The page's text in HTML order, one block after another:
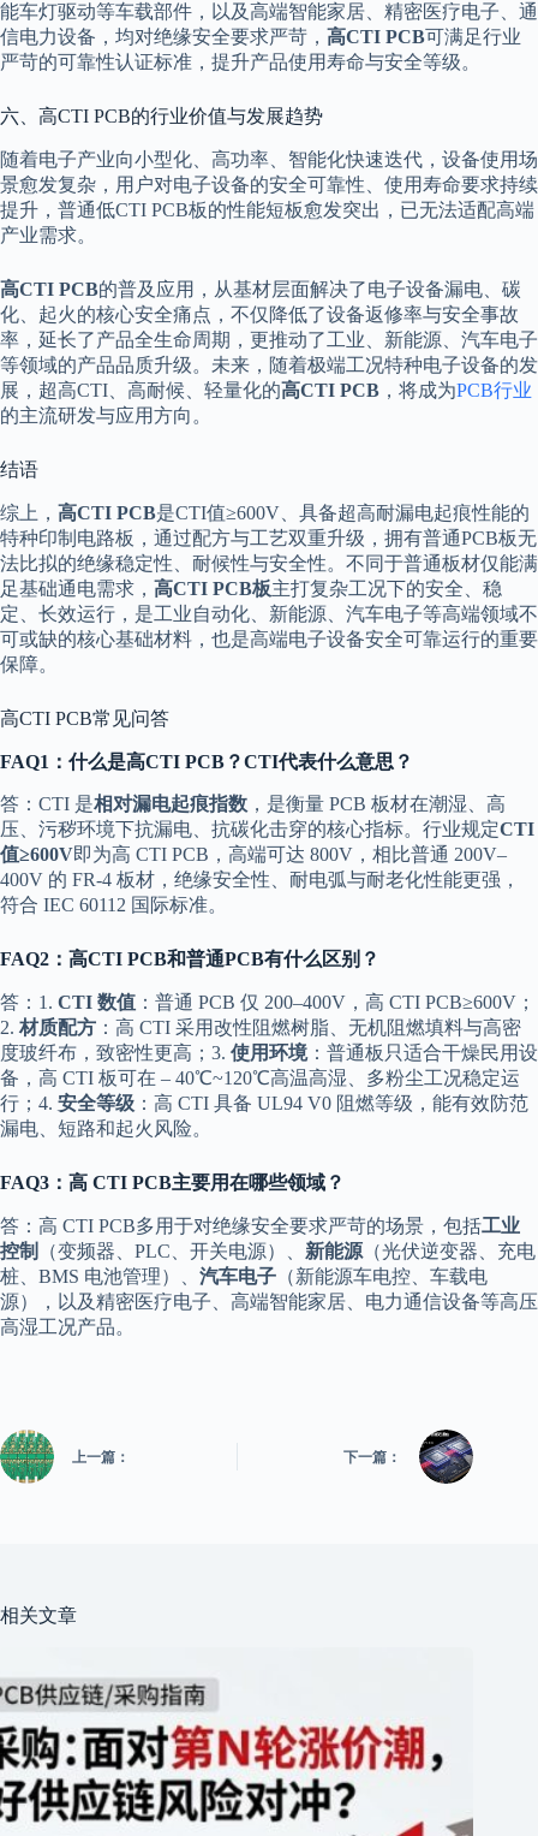
能车灯驱动等车载部件，以及高端智能家居、精密医疗电子、通
信电力设备，均对绝缘安全要求严苛， 高CTI PCB可满足行业
严苛的可靠性认证标准，提升产品使用寿命与安全等级。
六、高CTI PCB的行业价值与发展趋势
随着电子产业向小型化、高功率、智能化快速迭代，设备使用场
景愈发复杂，用户对电子设备的安全可靠性、使用寿命要求持续
提升，普通低CTI PCB板的性能短板愈发突出，已无法适配高端
产业需求。
高CTI PCB的普及应用，从基材层面解决了电子设备漏电、碳
化、起火的核心安全痛点，不仅降低了设备返修率与安全事故
率，延长了产品全生命周期，更推动了工业、新能源、汽车电子
等领域的产品品质升级。未来，随着极端工况特种电子设备的发
展，超高CTI、高耐候、轻量化的高CTI PCB ，将成为PCB行业
的主流研发与应用方向。
结语
综上， 高CTI PCB是CTI值≥600V、具备超高耐漏电起痕性能的
特种印制电路板，通过配方与工艺双重升级，拥有普通PCB板无
法比拟的绝缘稳定性、耐候性与安全性。不同于普通板材仅能满
足基础通电需求， 高CTI PCB板主打复杂工况下的安全、稳
定、长效运行，是工业自动化、新能源、汽车电子等高端领域不
可或缺的核心基础材料，也是高端电子设备安全可靠运行的重要
保障。
高CTI PCB常见问答
FAQ1：什么是高CTI PCB？CTI代表什么意思？
答：CTI 是相对漏电起痕指数 ，是衡量 PCB 板材在潮湿、高
压、污秽环境下抗漏电、抗碳化击穿的核心指标。行业规定CTI
值≥600V即为高 CTI PCB，高端可达 800V，相比普通 200V–
400V 的 FR-4 板材，绝缘安全性、耐电弧与耐老化性能更强，
符合 IEC 60112 国际标准。
FAQ2：高CTI PCB和普通PCB有什么区别？
答：1. CTI 数值 ：普通 PCB 仅 200–400V，高 CTI PCB≥600V；
2. 材质配方 ：高 CTI 采用改性阻燃树脂、无机阻燃填料与高密
度玻纤布，致密性更高；3. 使用环境：普通板只适合干燥民用设
备，高 CTI 板可在 – 40℃~120℃高温高湿、多粉尘工况稳定运
行；4. 安全等级 ：高 CTI 具备 UL94 V0 阻燃等级，能有效防范
漏电、短路和起火风险。
FAQ3：高 CTI PCB主要用在哪些领域？
答：高 CTI PCB多用于对绝缘安全要求严苛的场景，包括工业
控制
（变频器、PLC、开关电源）、 新能源 （光伏逆变器、充电
桩、BMS 电池管理）、 汽车电子 （新能源车电控、车载电
源），以及精密医疗电子、高端智能家居、电力通信设备等高压
高湿工况产品。
上一篇： 下一篇：
相关文章